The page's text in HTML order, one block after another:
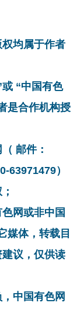
均属于作者
“中国有色
是合作机构授
邮件：
）
网或非中国
媒体，转载目
议，仅供读
中国有色网